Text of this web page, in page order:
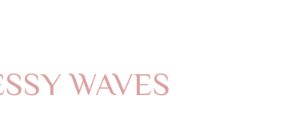
WAVES